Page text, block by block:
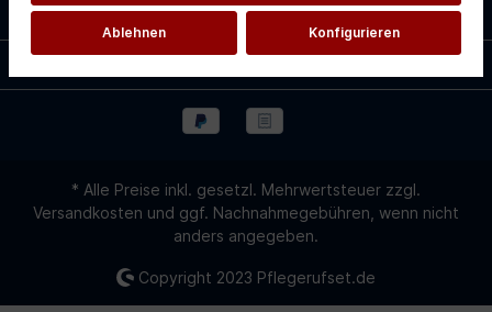
Shopservice
Informationen
* Alle Preise inkl. gesetzl. Mehrwertsteuer zzgl.
Versandkosten und ggf. Nachnahmegebühren, wenn nicht
anders angegeben.
Copyright 2023 Pflegerufset.de
Ablehnen Konfigurieren